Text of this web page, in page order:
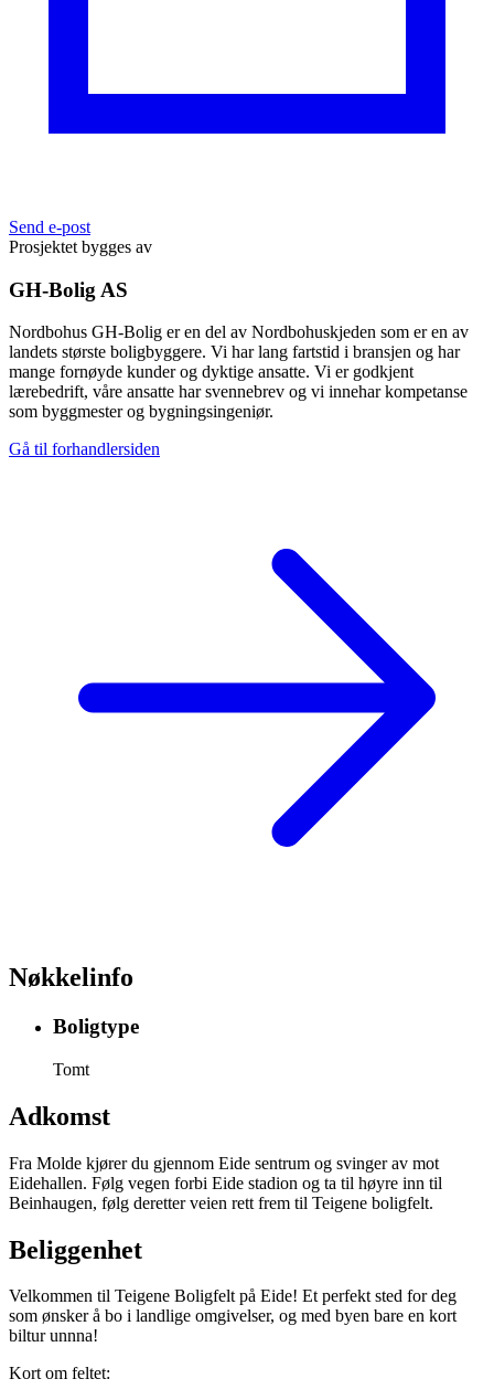
Send e-post
Prosjektet bygges av
GH-Bolig AS
Nordbohus GH-Bolig er en del av Nordbohuskjeden som er en av
landets største boligbyggere. Vi har lang fartstid i bransjen og har
mange fornøyde kunder og dyktige ansatte. Vi er godkjent
lærebedrift, våre ansatte har svennebrev og vi innehar kompetanse
som byggmester og bygningsingeniør.
Gå til forhandlersiden
Nøkkelinfo
Boligtype
Tomt
Adkomst
Fra Molde kjører du gjennom Eide sentrum og svinger av mot
Eidehallen. Følg vegen forbi Eide stadion og ta til høyre inn til
Beinhaugen, følg deretter veien rett frem til Teigene boligfelt.
Beliggenhet
Velkommen til Teigene Boligfelt på Eide! Et perfekt sted for deg
som ønsker å bo i landlige omgivelser, og med byen bare en kort
biltur unnna!
Kort om feltet: